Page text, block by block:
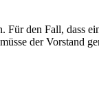
Für den Fall, dass
der Vorstand